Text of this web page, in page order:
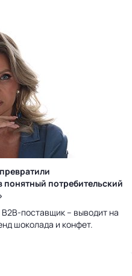
понятный потребительский
поставщик – выводит на
шоколада и конфет.